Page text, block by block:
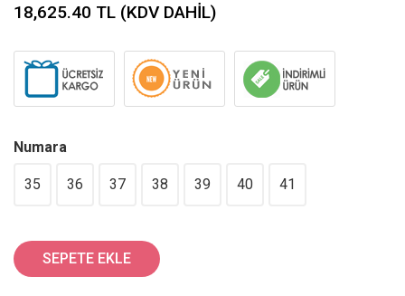
18,625.40 TL (KDV DAHİL)
Numara
35 36 37 38 39 40 41
SEPETE EKLE